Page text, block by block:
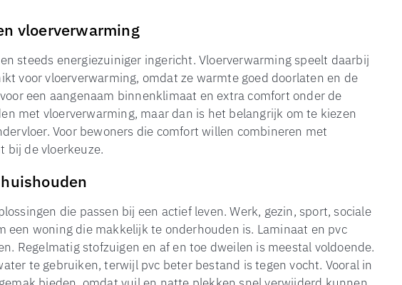
vloerverwarming
steeds energiezuiniger ingericht. Vloerverwarming speelt daarbij
voor vloerverwarming, omdat ze warmte goed doorlaten en de
een aangenaam binnenklimaat en extra comfort onder de
met vloerverwarming, maar dan is het belangrijk om te kiezen
Voor bewoners die comfort willen combineren met
bij de vloerkeuze.
die passen bij een actief leven. Werk, gezin, sport, sociale
een woning die makkelijk te onderhouden is. Laminaat en pvc
Regelmatig stofzuigen en af en toe dweilen is meestal voldoende.
te gebruiken, terwijl pvc beter bestand is tegen vocht. Vooral in